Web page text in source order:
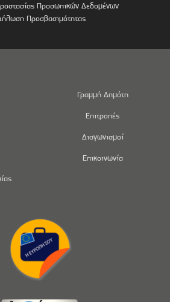
Προσωπικών Δεδομένων
Προσβασιμότητας
Γραμμή Δημότη
Επιτροπές
Διαγωνισμοί
Επικοινωνία